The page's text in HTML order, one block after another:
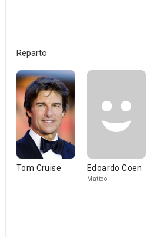
Reparto
Tom Cruise Edoardo Coen
Matteo